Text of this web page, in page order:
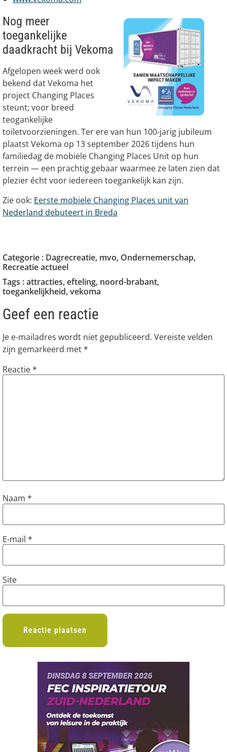
Nog meer
toegankelijke
daadkracht bij Vekoma
Afgelopen week werd ook
bekend dat Vekoma het
project Changing Places
steunt; voor breed
teogankelijke
toiletvoorzieningen. Ter ere van hun 100-jarig jubileum
plaatst Vekoma op 13 september 2026 tijdens hun
familiedag de mobiele Changing Places Unit op hun
terrein — een prachtig gebaar waarmee ze laten zien dat
plezier écht voor iedereen toegankelijk kan zijn.
Zie ook: Eerste mobiele Changing Places unit van
Nederland debuteert in Breda
Categorie : Dagrecreatie, mvo, Ondernemerschap,
Recreatie actueel
Tags :attracties,efteling, noord-brabant,
toegankelijkheid,vekoma
Geef een reactie
Je e-mailadres wordt niet gepubliceerd. Vereiste velden
zijn gemarkeerd met*
Reactie*
Naam *
E-mail *
Site